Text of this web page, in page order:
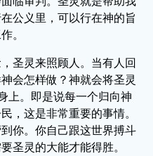
公义里，可以行在神的旨
。
圣灵来照顾人。当有人回
会怎样做？神就会将圣灵
上。即是说每一个归向神
，这是非常重要的事情。
你。你自己跟这世界搏斗
圣灵的大能才能得胜。